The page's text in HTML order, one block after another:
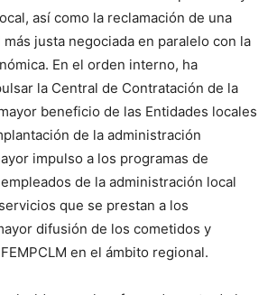
así como la reclamación de una
justa negociada en paralelo con la
En el orden interno, ha
la Central de Contratación de la
beneficio de las Entidades locales
de la administración
impulso a los programas de
de la administración local
que se prestan a los
difusión de los cometidos y
en el ámbito regional.